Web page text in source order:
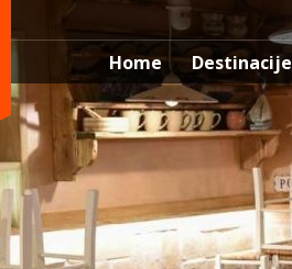
Home Destinacije